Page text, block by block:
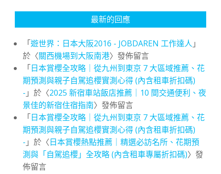
最新的回應
「遊世界：日本大阪2016 - JOBDAREN 工作達人 」
於〈關西機場到大阪南港〉發佈留言
「日本賞櫻全攻略｜從九州到東京 7 大區域推薦、花
期預測與親子自駕追櫻實測心得 (內含租車折扣碼)
- 」於〈2025 新宿車站飯店推薦｜10 間交通便利、夜
景佳的新宿住宿指南〉發佈留言
「日本賞櫻全攻略｜從九州到東京 7 大區域推薦、花
期預測與親子自駕追櫻實測心得 (內含租車折扣碼)
- 」於〈日本賞櫻熱點推薦｜精選必訪名所、花期預
測與「自駕追櫻」全攻略 (內含租車專屬折扣碼)〉發
佈留言